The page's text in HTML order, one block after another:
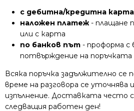
с дебитна/кредитна карта
наложен платеж - плащане
или с карта
по банков път - проформа с
потвърждение на поръчката
Всяка поръчка задължително се
време на разговора се уточнява
изпълнение. Доставката често
следващия работен ден!